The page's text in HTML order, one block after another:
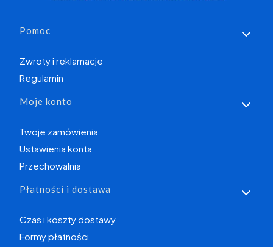
Linki w stopce
Pomoc
Zwroty i reklamacje
Regulamin
Moje konto
Twoje zamówienia
Ustawienia konta
Przechowalnia
Płatności i dostawa
Czas i koszty dostawy
Formy płatności